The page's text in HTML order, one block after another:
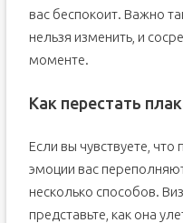
вас беспокоит. Важно
нельзя изменить, и
моменте.
Как перестать
Если вы чувствуете,
эмоции вас
несколько способов.
представьте, как она